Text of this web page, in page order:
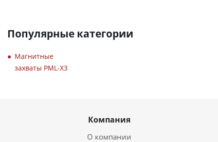
Популярные категории
Магнитные
захваты PML-X3
Компания
О компании